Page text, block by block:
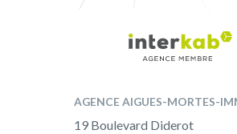
AGENCE AIGUES-MORTES-
19 Boulevard Diderot